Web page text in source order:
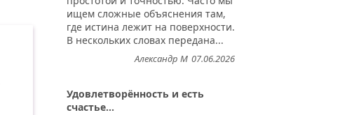
ищем сложные объяснения там,
где истина лежит на поверхности.
В нескольких словах передана...
07.06.2026
Александр М
Удовлетворённость и есть
счастье...